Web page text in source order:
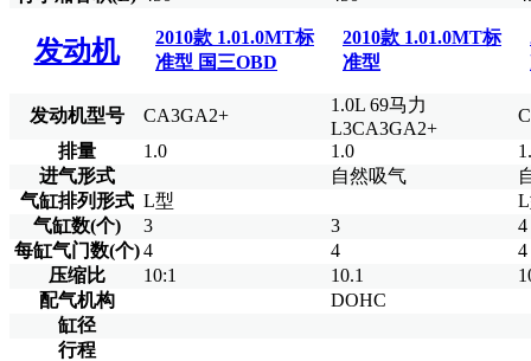
发动机
2010款 1.01.0MT标
准型 国三OBD
2010款 1.01.0MT标
准型
发动机型号 CA3GA2+
1.0L 69马力
L3CA3GA2+
排量
1.0 1.0
进气形式
自然吸气
气缸排列形式 L型
气缸数(个)
3 3
4
每缸气门数(个) 4 4
4
压缩比
10:1 10.1
配气机构
DOHC
缸径
行程